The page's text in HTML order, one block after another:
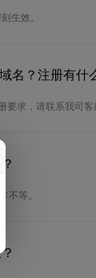
生效。
名？注册有什
要求，请联系我司客
不等。